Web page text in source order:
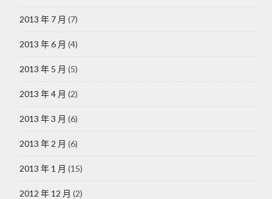
2013 年 7 月 (7)
2013 年 6 月 (4)
2013 年 5 月 (5)
2013 年 4 月 (2)
2013 年 3 月 (6)
2013 年 2 月 (6)
2013 年 1 月 (15)
2012 年 12 月 (2)